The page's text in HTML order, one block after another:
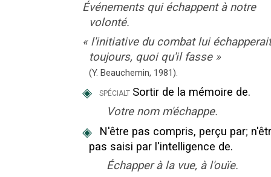
Événements qui échappent à notre
volonté.
« l'initiative du combat lui échapperait
toujours, quoi qu'il fasse »
(Y. Beauchemin, 1981).
◈ spécialt Sortir de la mémoire de.
Votre nom m'échappe.
◈ N'être pas compris, perçu par;
pas saisi par l'intelligence de.
Échapper à la vue, à l'ouïe.